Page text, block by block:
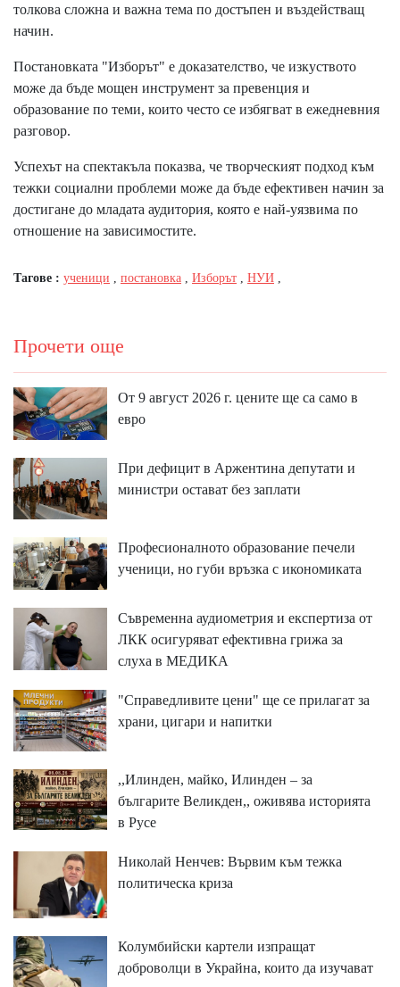
толкова сложна и важна тема по достъпен и въздействащ
начин.
Постановката "Изборът" е доказателство, че изкуството
може да бъде мощен инструмент за превенция и
образование по теми, които често се избягват в ежедневния
разговор.
Успехът на спектакъла показва, че творческият подход към
тежки социални проблеми може да бъде ефективен начин за
достигане до младата аудитория, която е най-уязвима по
отношение на зависимостите.
Тагове : ученици постановка Изборът НУИ
Прочети още
От 9 август 2026 г. цените ще са само в
евро
При дефицит в Аржентина депутати и
министри остават без заплати
Професионалното образование печели
ученици, но губи връзка с икономиката
Съвременна аудиометрия и експертиза от
ЛКК осигуряват ефективна грижа за
слуха в МЕДИКА
"Справедливите цени" ще се прилагат за
храни, цигари и напитки
,,Илинден, майко, Илинден – за
българите Великден,, оживява историята
в Русе
Николай Ненчев: Вървим към тежка
политическа криза
Колумбийски картели изпращат
доброволци в Украйна, които да изучават